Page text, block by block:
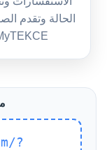
الحالة وتقدم
?